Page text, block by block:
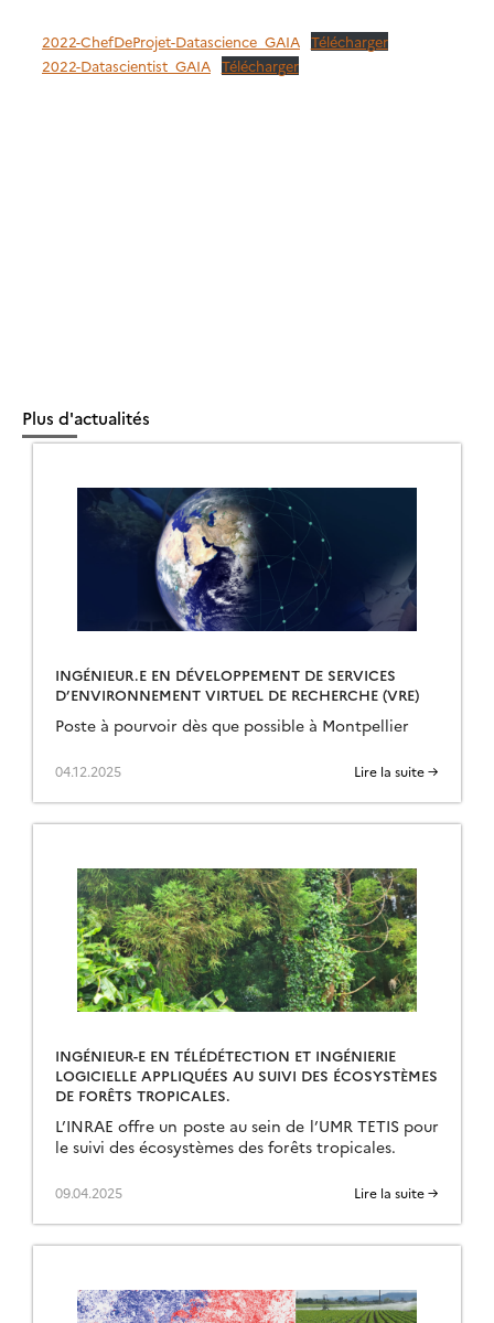
2022-ChefDeProjet-Datascience_GAIA Télécharger
2022-Datascientist_GAIA Télécharger
Plus d'actualités
INGÉNIEUR.E EN DÉVELOPPEMENT DE SERVICES
D’ENVIRONNEMENT VIRTUEL DE RECHERCHE (VRE)
Poste à pourvoir dès que possible à Montpellier
04.12.2025 Lire la suite →
INGÉNIEUR-E EN TÉLÉDÉTECTION ET INGÉNIERIE
LOGICIELLE APPLIQUÉES AU SUIVI DES ÉCOSYSTÈMES
DE FORÊTS TROPICALES.
L’INRAE offre un poste au sein de l’UMR TETIS pour
le suivi des écosystèmes des forêts tropicales.
09.04.2025 Lire la suite →